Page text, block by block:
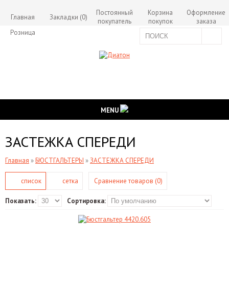
Главная Закладки (0)
Постоянный
покупатель
Корзина
покупок
Оформление
заказа
Розница
MENU
ЗАСТЕЖКА СПЕРЕДИ
Главная »БЮСТГАЛЬТЕРЫ »ЗАСТЕЖКА СПЕРЕДИ
список сетка Сравнение товаров (0)
Показать: Сортировка: